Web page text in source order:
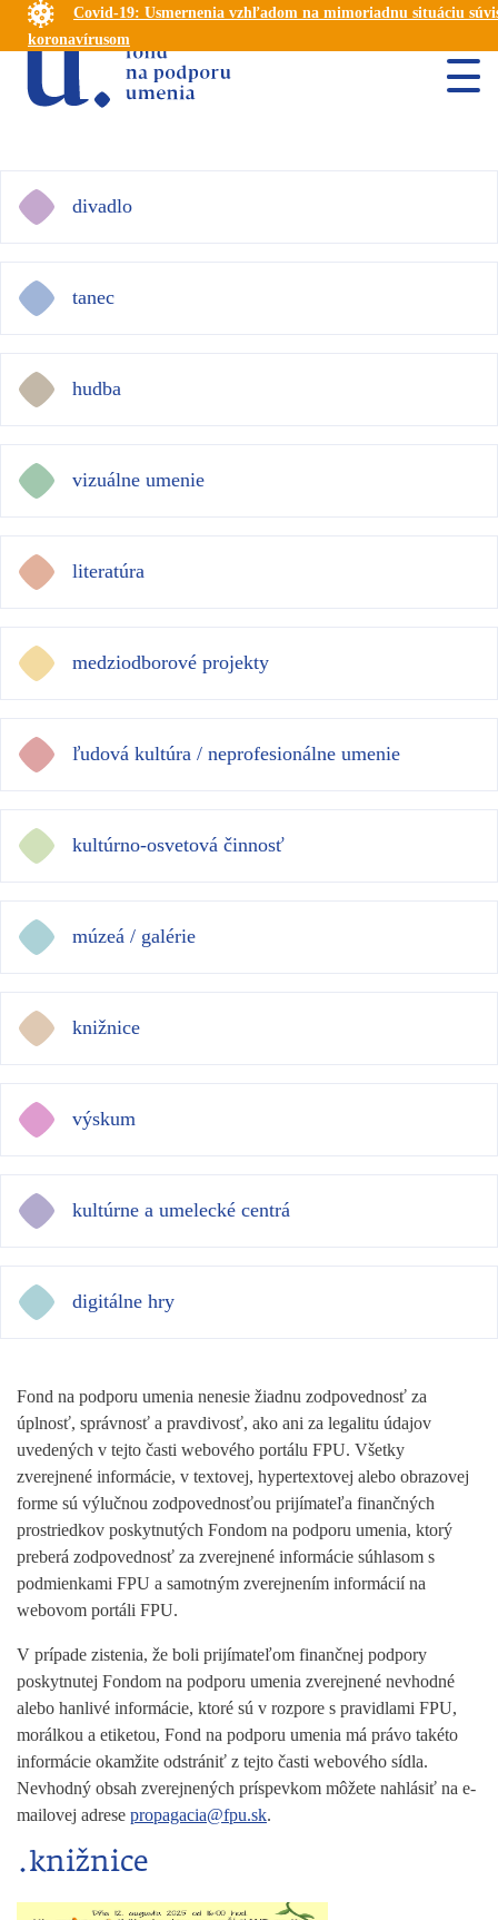
Covid-19: Usmernenia vzhľadom na mimoriadnu situáciu
koronavírusom
divadlo
tanec
hudba
vizuálne umenie
literatúra
medziodborové projekty
ľudová kultúra / neprofesionálne umenie
kultúrno-osvetová činnosť
múzeá / galérie
knižnice
výskum
kultúrne a umelecké centrá
digitálne hry
Fond na podporu umenia nenesie žiadnu zodpovednosť za
úplnosť, správnosť a pravdivosť, ako ani za legalitu údajov
uvedených v tejto časti webového portálu FPU. Všetky
zverejnené informácie, v textovej, hypertextovej alebo obrazovej
forme sú výlučnou zodpovednosťou prijímateľa finančných
prostriedkov poskytnutých Fondom na podporu umenia, ktorý
preberá zodpovednosť za zverejnené informácie súhlasom s
podmienkami FPU a samotným zverejnením informácií na
webovom portáli FPU.
V prípade zistenia, že boli prijímateľom finančnej podpory
poskytnutej Fondom na podporu umenia zverejnené nevhodné
alebo hanlivé informácie, ktoré sú v rozpore s pravidlami FPU,
morálkou a etiketou, Fond na podporu umenia má právo takéto
informácie okamžite odstrániť z tejto časti webového sídla.
Nevhodný obsah zverejnených príspevkom môžete nahlásiť na e-
mailovej adrese propagacia@fpu.sk.
.knižnice